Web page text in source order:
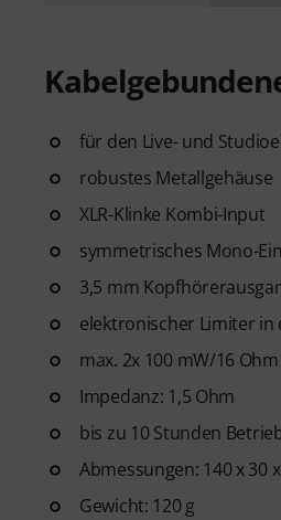
für den Live- und
robustes Metallgehäuse
XLR-Klinke Kombi-Input
symmetrisches Mono-
3,5 mm
elektronischer Limiter in
max. 2x 100 mW/16
Impedanz: 1,5 Ohm
bis zu 10 Stunden
Abmessungen: 140 x 30
Gewicht: 120 g